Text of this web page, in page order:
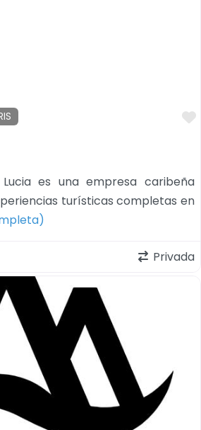
es una empresa caribeña
turísticas completas en
Privada